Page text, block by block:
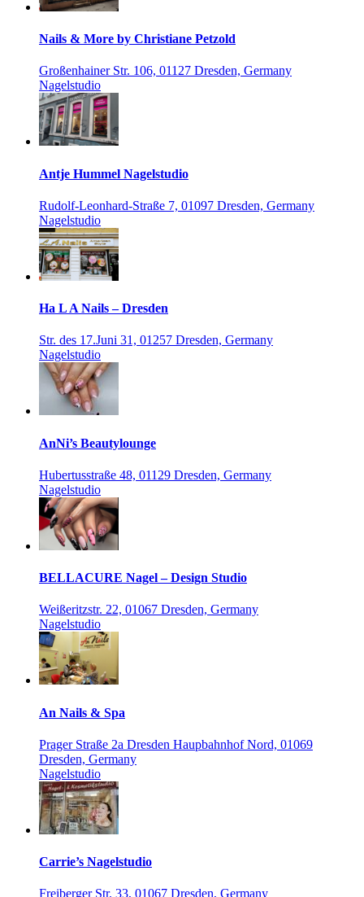
Nails & More by Christiane Petzold
Großenhainer Str. 106, 01127 Dresden, Germany
Nagelstudio
Antje Hummel Nagelstudio
Rudolf-Leonhard-Straße 7, 01097 Dresden, Germany
Nagelstudio
Ha L A Nails – Dresden
Str. des 17.Juni 31, 01257 Dresden, Germany
Nagelstudio
AnNi’s Beautylounge
Hubertusstraße 48, 01129 Dresden, Germany
Nagelstudio
BELLACURE Nagel – Design Studio
Weißeritzstr. 22, 01067 Dresden, Germany
Nagelstudio
An Nails & Spa
Prager Straße 2a Dresden Haupbahnhof Nord, 01069
Dresden, Germany
Nagelstudio
Carrie’s Nagelstudio
Freiberger Str. 33, 01067 Dresden, Germany